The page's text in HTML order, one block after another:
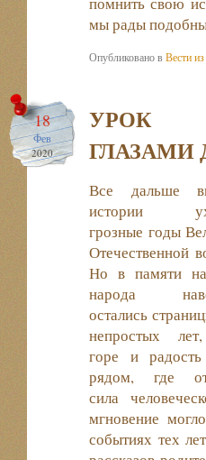
мы рады
Опубликовано вВести
18
Фев
2020
УРОК
ГЛАЗАМИ
Все дальше
истории
грозные годы
Отечественной
Но в памяти
народа
остались
непростых
горе и
рядом, где
сила
мгновение
событиях тех